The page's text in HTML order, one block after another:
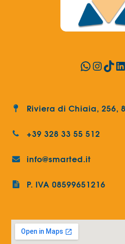
Riviera di Chiaia, 256,
+39 328 33 55 512
info@smarted.it
P. IVA 08599651216